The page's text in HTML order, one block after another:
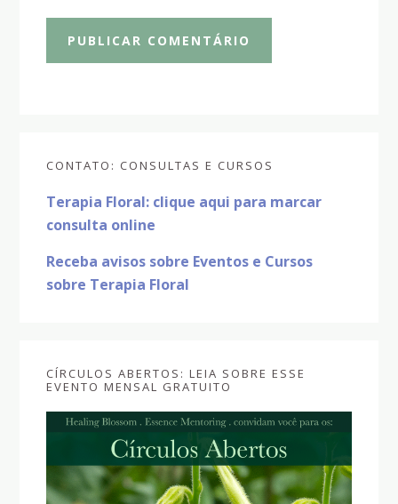
primária
CONTATO: CONSULTAS E CURSOS
Terapia Floral: clique aqui para marcar
consulta online
Receba avisos sobre Eventos e Cursos
sobre Terapia Floral
CÍRCULOS ABERTOS: LEIA SOBRE ESSE
EVENTO MENSAL GRATUITO